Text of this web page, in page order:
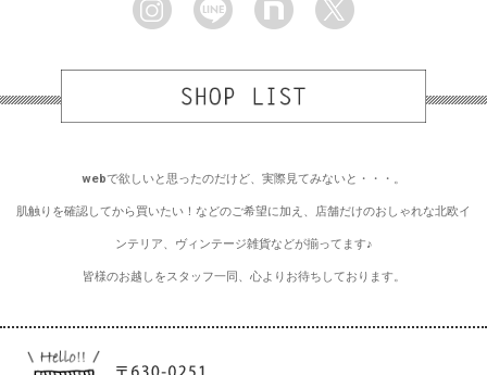
webで欲しいと思ったのだけど、実際見てみないと・・・。
肌触りを確認してから買いたい！などのご希望に加え、店舗だけのおしゃれな北欧イ
ンテリア、ヴィンテージ雑貨などが揃ってます♪
皆様のお越しをスタッフ一同、心よりお待ちしております。